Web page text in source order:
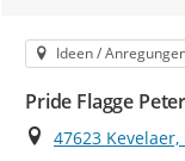
Kategorie
Ideen /
Pride Flagge
Ort
47623